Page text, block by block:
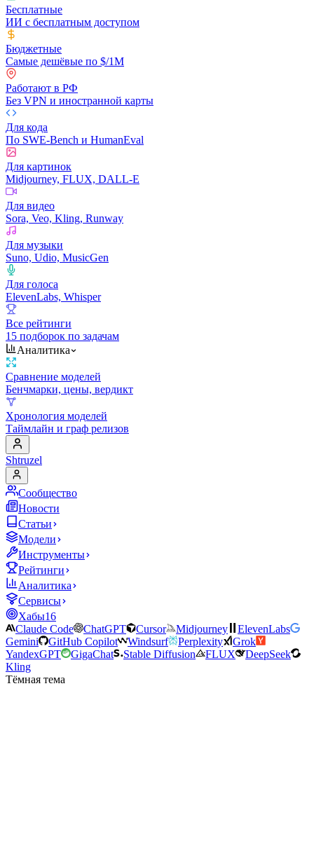
Бесплатные
ИИ с бесплатным доступом
Бюджетные
Самые дешёвые по $/1M
Работают в РФ
Без VPN и иностранной карты
Для кода
По SWE-Bench и HumanEval
Для картинок
Midjourney, FLUX, DALL-E
Для видео
Sora, Veo, Kling, Runway
Для музыки
Suno, Udio, MusicGen
Для голоса
ElevenLabs, Whisper
Все рейтинги
15 подборок по задачам
Аналитика
Сравнение моделей
Бенчмарки, цены, вердикт
Хронология моделей
Таймлайн и граф релизов
Shtruzel
Сообщество
Новости
Статьи
Модели
Инструменты
Рейтинги
Аналитика
Сервисы
Хабы16
Claude Code
ChatGPT Cursor Midjourney
ElevenLabs
Gemini
GitHub Copilot Windsurf Perplexity
Grok
YandexGPT
GigaChat Stable Diffusion FLUX
DeepSeek
Kling
Тёмная тема